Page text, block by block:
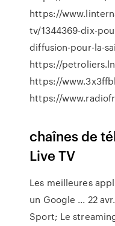
https://
tv/1344369-dix-
diffusion-pour-la-
https://
https://
https://
chaînes de
Live TV
Les meilleures
un Google ... 22
Sport; Le